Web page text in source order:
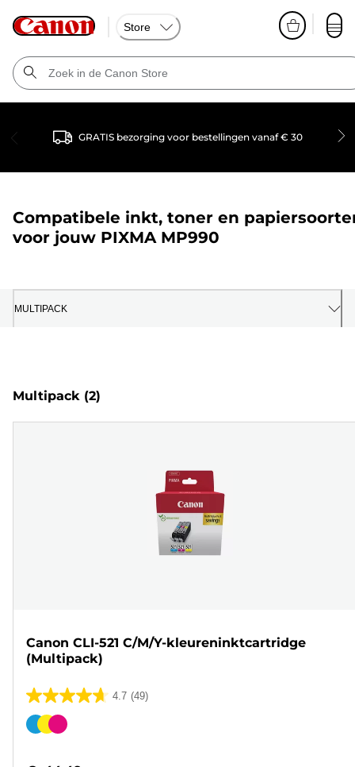
Store
GRATIS bezorging voor bestellingen vanaf € 30
Compatibele inkt, toner en
voor jouw PIXMA MP990
MULTIPACK
Multipack (2)
Canon CLI-521 C/M/Y-kleureninktcartridge
(Multipack)
4.7 (49)
4.7
van
Kleurencartridge